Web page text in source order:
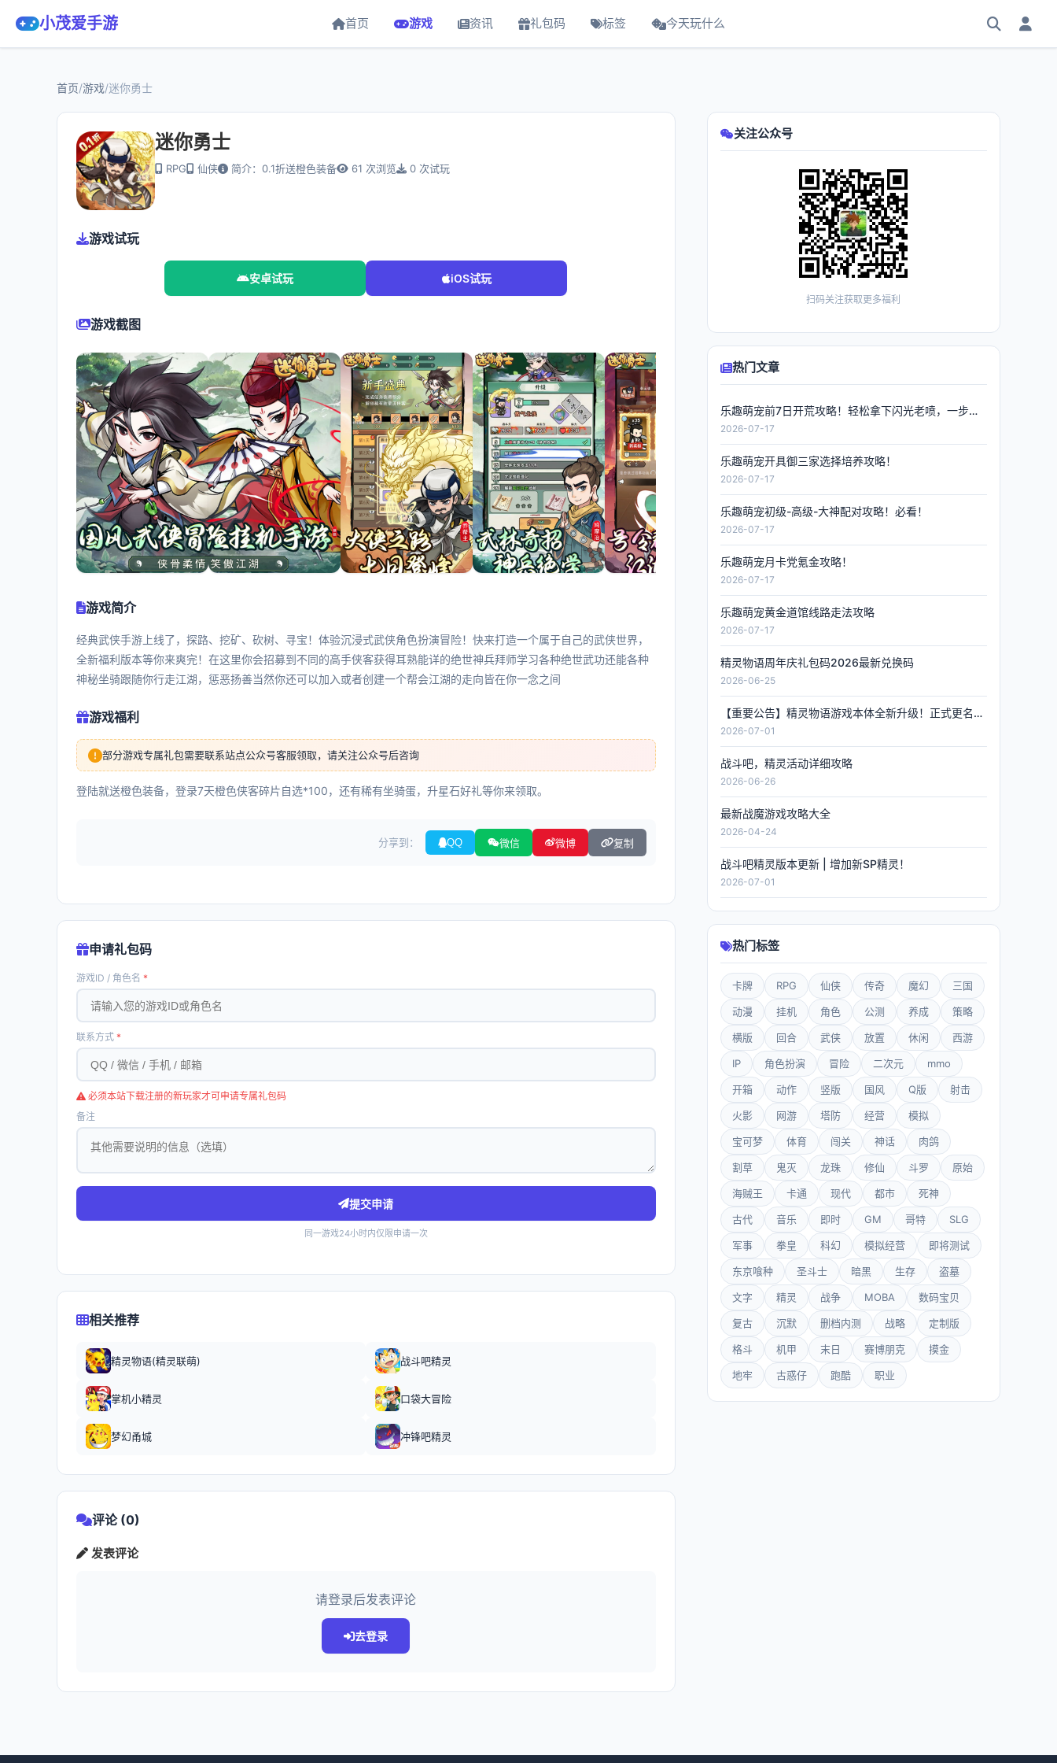
小茂爱手游 首页 游戏 资讯 礼包码 标签 今天玩什么
首页/游戏/迷你勇士
迷你勇士
RPG 仙侠 简介：0.1折送橙色装备 61 次浏览 0 次试玩
游戏试玩
安卓试玩 iOS试玩
游戏截图
游戏简介
经典武侠手游上线了，探路、挖矿、砍树、寻宝！体验沉浸式武侠角色扮演冒险！快来打造一个属于自己的武侠世界，
全新福利版本等你来爽完！在这里你会招募到不同的高手侠客获得耳熟能详的绝世神兵拜师学习各种绝世武功还能各种
神秘坐骑跟随你行走江湖，惩恶扬善当然你还可以加入或者创建一个帮会江湖的走向皆在你一念之间
游戏福利
部分游戏专属礼包需要联系站点公众号客服领取，请关注公众号后咨询
登陆就送橙色装备，登录7天橙色侠客碎片自选*100，还有稀有坐骑蛋，升星石好礼等你来领取。
分享到： QQ 微信 微博 复制
申请礼包码
游戏ID / 角色名 *
联系方式 *
必须本站下载注册的新玩家才可申请专属礼包码
备注
提交申请
同一游戏24小时内仅限申请一次
相关推荐
精灵物语(精灵联萌) 战斗吧精灵
掌机小精灵 口袋大冒险
梦幻甬城 冲锋吧精灵
评论 (0)
发表评论
请登录后发表评论
去登录
关注公众号
扫码关注获取更多福利
热门文章
乐趣萌宠前7日开荒攻略！轻松拿下闪光老喷，一步到位
2026-07-17
乐趣萌宠开具御三家选择培养攻略！
2026-07-17
乐趣萌宠初级-高级-大神配对攻略！必看！
2026-07-17
乐趣萌宠月卡党氪金攻略！
2026-07-17
乐趣萌宠黄金道馆线路走法攻略
2026-07-17
精灵物语周年庆礼包码2026最新兑换码
2026-06-25
【重要公告】精灵物语游戏本体全新升级！正式更名《精灵联萌》，数据全程保留！
2026-07-01
战斗吧，精灵活动详细攻略
2026-06-26
最新战魔游戏攻略大全
2026-04-24
战斗吧精灵版本更新 | 增加新SP精灵！
2026-07-01
热门标签
卡牌 RPG 仙侠 传奇 魔幻 三国
动漫 挂机 角色 公测 养成 策略
横版 回合 武侠 放置 休闲 西游
IP 角色扮演 冒险 二次元 mmo
开箱 动作 竖版 国风 Q版 射击
火影 网游 塔防 经营 模拟
宝可梦 体育 闯关 神话 肉鸽
割草 鬼灭 龙珠 修仙 斗罗 原始
海贼王 卡通 现代 都市 死神
古代 音乐 即时 GM 哥特 SLG
军事 拳皇 科幻 模拟经营 即将测试
东京喰种 圣斗士 暗黑 生存 盗墓
文字 精灵 战争 MOBA 数码宝贝
复古 沉默 删档内测 战略 定制版
格斗 机甲 末日 赛博朋克 摸金
地牢 古惑仔 跑酷 职业